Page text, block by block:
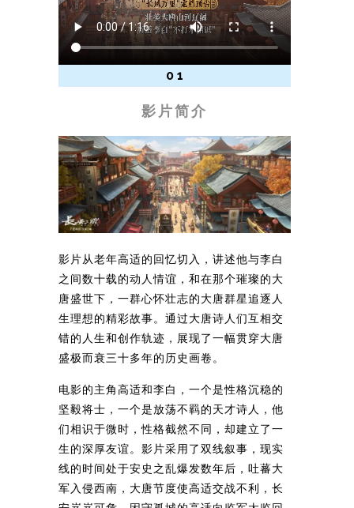
0 1
影片简介
影片从老年高适的回忆切入，讲述他与李白
之间数十载的动人情谊，和在那个璀璨的大
唐盛世下，一群心怀壮志的大唐群星追逐人
生理想的精彩故事。通过大唐诗人们互相交
错的人生和创作轨迹，展现了一幅贯穿大唐
盛极而衰三十多年的历史画卷。
电影的主角高适和李白，一个是性格沉稳的
坚毅将士，一个是放荡不羁的天才诗人，他
们相识于微时，性格截然不同，却建立了一
生的深厚友谊。影片采用了双线叙事，现实
线的时间处于安史之乱爆发数年后，吐蕃大
军入侵西南，大唐节度使高适交战不利，长